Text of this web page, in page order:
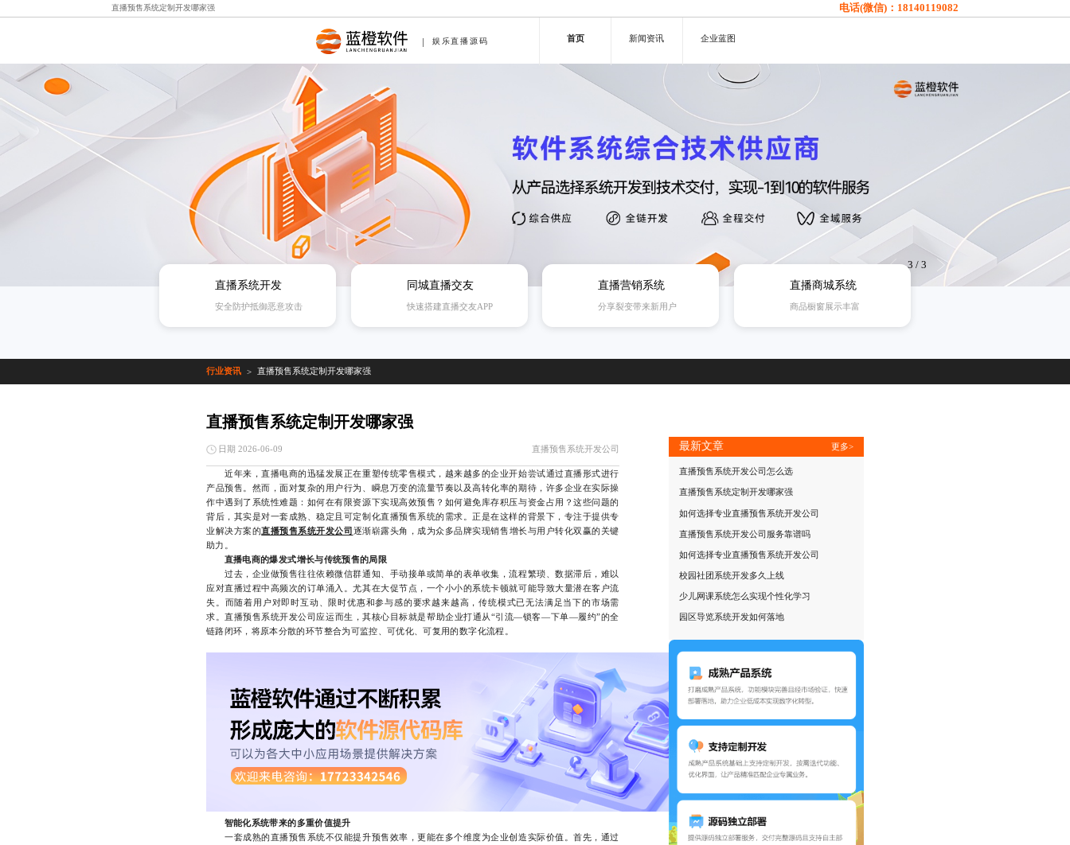
直播预售系统定制开发哪家强 电话(微信)： 18140119082
娱乐直播源码 首页 新闻资讯 企业蓝图
3 / 3
直播系统开发
安全防护抵御恶意攻击
同城直播交友
快速搭建直播交友APP
直播营销系统
分享裂变带来新用户
直播商城系统
商品橱窗展示丰富
行业资讯 > 直播预售系统定制开发哪家强
直播预售系统定制开发哪家强
日期 2026-06-09 直播预售系统开发公司
近年来，直播电商的迅猛发展正在重塑传统零售模式，越来越多的企业开始尝试通过直播形式进行
产品预售。然而，面对复杂的用户行为、瞬息万变的流量节奏以及高转化率的期待，许多企业在实际操
作中遇到了系统性难题：如何在有限资源下实现高效预售？如何避免库存积压与资金占用？这些问题的
背后，其实是对一套成熟、稳定且可定制化直播预售系统的需求。正是在这样的背景下，专注于提供专
业解决方案的直播预售系统开发公司 逐渐崭露头角，成为众多品牌实现销售增长与用户转化双赢的关键
助力。
直播电商的爆发式增长与传统预售的局限
过去，企业做预售往往依赖微信群通知、手动接单或简单的表单收集，流程繁琐、数据滞后，难以
应对直播过程中高频次的订单涌入。尤其在大促节点，一个小小的系统卡顿就可能导致大量潜在客户流
失。而随着用户对即时互动、限时优惠和参与感的要求越来越高，传统模式已无法满足当下的市场需
求。直播预售系统开发公司应运而生，其核心目标就是帮助企业打通从“引流—锁客—下单—履约”的全
链路闭环，将原本分散的环节整合为可监控、可优化、可复用的数字化流程。
智能化系统带来的多重价值提升
一套成熟的直播预售系统不仅能提升预售效率，更能在多个维度为企业创造实际价值。首先，通过
最新文章 更多>
直播预售系统开发公司怎么选
直播预售系统定制开发哪家强
如何选择专业直播预售系统开发公司
直播预售系统开发公司服务靠谱吗
如何选择专业直播预售系统开发公司
校园社团系统开发多久上线
少儿网课系统怎么实现个性化学习
园区导览系统开发如何落地